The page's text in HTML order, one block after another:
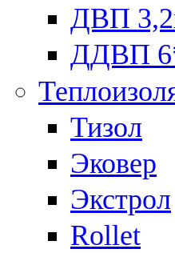
ДВП
ДДВП
Тизол
Эковер
Экстрол
Rollet